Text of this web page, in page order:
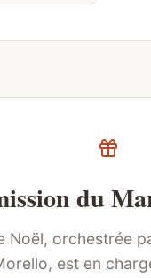
du
Noël, orchestrée
est en